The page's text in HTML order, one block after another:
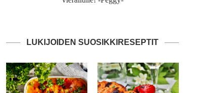
LUKIJOIDEN SUOSIKKIRESEPTIT